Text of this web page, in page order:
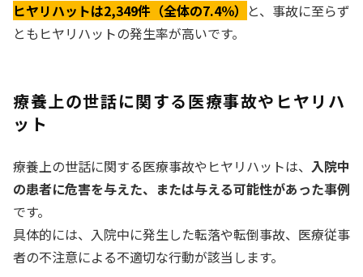
ヒヤリハットは2,349件（全体の7.4％） と、事故に至らず
ともヒヤリハットの発生率が高いです。
療養上の世話に関する医療事故やヒヤリハ
ット
療養上の世話に関する医療事故やヒヤリハットは、 入院中
の患者に危害を与えた、または与える可能性があった事例
です。
具体的には、入院中に発生した転落や転倒事故、医療従事
者の不注意による不適切な行動が該当します。